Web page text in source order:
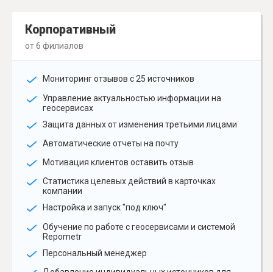
Корпоративный
от 6 филиалов
Мониторинг отзывов с 25 источников
Управление актуальностью информации на
геосервисах
Защита данных от изменения третьими лицами
Автоматические отчеты на почту
Мотивация клиентов оставить отзыв
Статистика целевых действий в карточках
компании
Настройка и запуск "под ключ"
Обучение по работе с геосервисами и системой
Repometr
Персональный менеджер